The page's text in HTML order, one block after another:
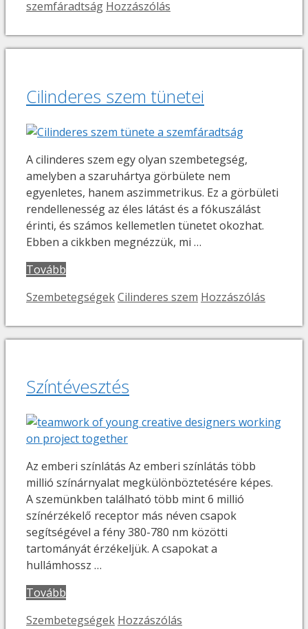
szemfáradtság Hozzászólás
Cilinderes szem tünetei
A cilinderes szem egy olyan szembetegség,
amelyben a szaruhártya görbülete nem
egyenletes, hanem aszimmetrikus. Ez a görbületi
rendellenesség az éles látást és a fókuszálást
érinti, és számos kellemetlen tünetet okozhat.
Ebben a cikkben megnézzük, mi …
Tovább
Kategória
SzembetegségekCímkék
Cilinderes szem Hozzászólás
Színtévesztés
Az emberi színlátás Az emberi színlátás több
millió színárnyalat megkülönböztetésére képes.
A szemünkben található több mint 6 millió
színérzékelő receptor más néven csapok
segítségével a fény 380-780 nm közötti
tartományát érzékeljük. A csapokat a
hullámhossz …
Tovább
Kategória
Szembetegségek Hozzászólás